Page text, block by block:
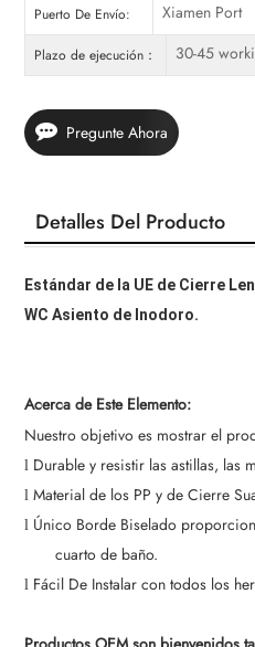
Puerto De Envío: Xiamen Port
Plazo de ejecución： 30-45
Pregunte Ahora
Detalles Del Producto
Estándar de la UE de Cierre
WC Asiento de Inodoro.
Acerca de Este Elemento:
Nuestro objetivo es mostrar el
l Durable y resistir las astillas, las
l Material de los PP y de Cierre
l Único Borde Biselado
cuarto de baño.
l Fácil De Instalar con todos los